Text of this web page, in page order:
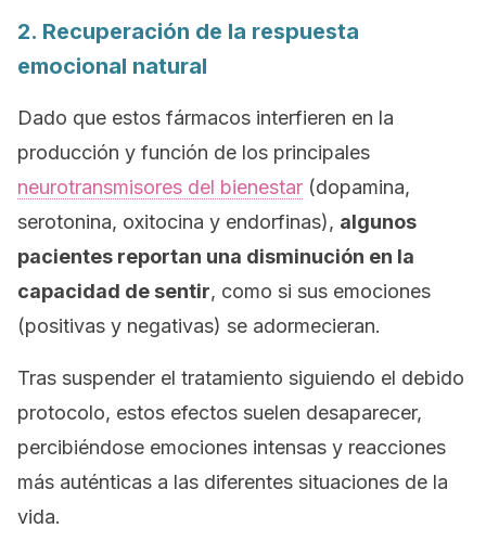
2. Recuperación de la respuesta
emocional natural
Dado que estos fármacos interfieren en la
producción y función de los principales
neurotransmisores del bienestar (dopamina,
serotonina, oxitocina y endorfinas), algunos
pacientes reportan una disminución en la
capacidad de sentir, como si sus emociones
(positivas y negativas) se adormecieran.
Tras suspender el tratamiento siguiendo el debido
protocolo, estos efectos suelen desaparecer,
percibiéndose emociones intensas y reacciones
más auténticas a las diferentes situaciones de la
vida.